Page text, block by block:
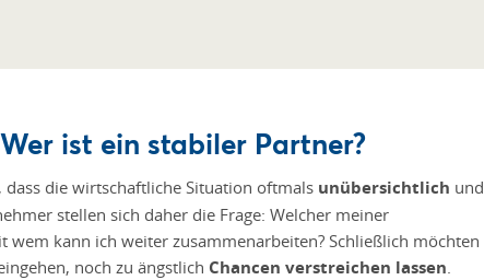
ist ein stabiler Partner?
die wirtschaftliche Situation oftmals unübersichtlich und
stellen sich daher die Frage: Welcher meiner
wem kann ich weiter zusammenarbeiten? Schließlich möchten
noch zu ängstlich Chancen verstreichen lassen.